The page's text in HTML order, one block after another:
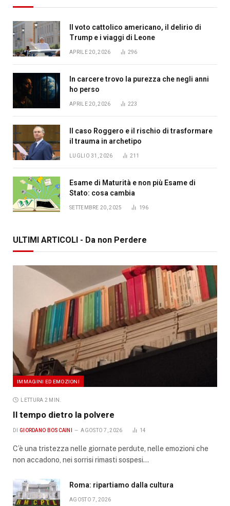
Il voto cattolico americano, il delirio di
Trump e i viaggi di Leone
APRILE 20, 2026 296
In carcere trovo la purezza che negli anni
ho perso
APRILE 20, 2026 223
Il caso Roggero e il rischio di trasformare
il trauma in archetipo
LUGLIO 31, 2026 211
Esame di Maturità e non più Esame di
Stato: cosa cambia
SETTEMBRE 20, 2025 196
ULTIMI ARTICOLI - Da non Perdere
IMMAGINI ED EMOZIONI
LETTURA 2 MIN.
Il tempo dietro la polvere
DI GIORDANO BOSCAINI AGOSTO 7, 2026 14
C’è una tristezza nelle giornate perdute, nelle emozioni che
non accadono, nei sorrisi rimasti sospesi…
Roma: ripartiamo dalla cultura
AGOSTO 7, 2026